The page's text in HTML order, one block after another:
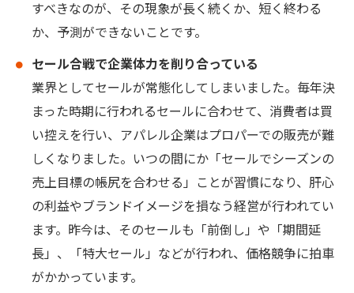
すべきなのが、その現象が長く続くか、短く終わる
か、予測ができないことです。
セール合戦で企業体力を削り合っている
業界としてセールが常態化してしまいました。毎年決
まった時期に行われるセールに合わせて、消費者は買
い控えを行い、アパレル企業はプロパーでの販売が難
しくなりました。いつの間にか「セールでシーズンの
売上目標の帳尻を合わせる」ことが習慣になり、肝心
の利益やブランドイメージを損なう経営が行われてい
ます。昨今は、そのセールも「前倒し」や「期間延
長」、「特大セール」などが行われ、価格競争に拍車
がかかっています。